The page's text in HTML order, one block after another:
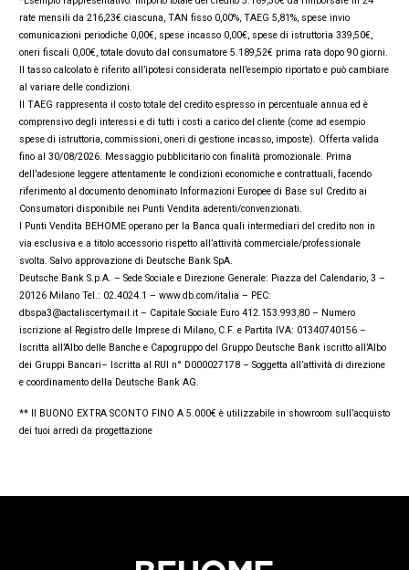
rate mensili da 216,23€ ciascuna, TAN fisso 0,00%, TAEG 5,81%, spese invio
comunicazioni periodiche 0,00€, spese incasso 0,00€, spese di istruttoria 339,50€,
oneri fiscali 0,00€, totale dovuto dal consumatore 5.189,52€ prima rata dopo 90 giorni.
Il tasso calcolato è riferito all’ipotesi considerata nell’esempio riportato e può cambiare
al variare delle condizioni.
Il TAEG rappresenta il costo totale del credito espresso in percentuale annua ed è
comprensivo degli interessi e di tutti i costi a carico del cliente (come ad esempio
spese di istruttoria, commissioni, oneri di gestione incasso, imposte). Offerta valida
fino al 30/08/2026. Messaggio pubblicitario con finalità promozionale. Prima
dell’adesione leggere attentamente le condizioni economiche e contrattuali, facendo
riferimento al documento denominato Informazioni Europee di Base sul Credito ai
Consumatori disponibile nei Punti Vendita aderenti/convenzionati.
I Punti Vendita BEHOME operano per la Banca quali intermediari del credito non in
via esclusiva e a titolo accessorio rispetto all’attività commerciale/professionale
svolta. Salvo approvazione di Deutsche Bank SpA.
Deutsche Bank S.p.A. – Sede Sociale e Direzione Generale: Piazza del Calendario, 3 –
20126 Milano Tel.: 02.4024.1 – www.db.com/italia – PEC:
dbspa3@actaliscertymail.it – Capitale Sociale Euro 412.153.993,80 – Numero
iscrizione al Registro delle Imprese di Milano, C.F. e Partita IVA: 01340740156 –
Iscritta all’Albo delle Banche e Capogruppo del Gruppo Deutsche Bank iscritto all’Albo
dei Gruppi Bancari– Iscritta al RUI n° D000027178 – Soggetta all’attività di direzione
e coordinamento della Deutsche Bank AG.
** Il BUONO EXTRA SCONTO FINO A 5.000€ è utilizzabile in showroom sull’acquisto
dei tuoi arredi da progettazione